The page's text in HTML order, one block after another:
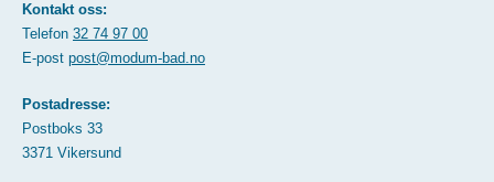
Kontakt oss:
Telefon 32 74 97 00
E-post post@modum-bad.no
Postadresse:
Postboks 33
3371 Vikersund